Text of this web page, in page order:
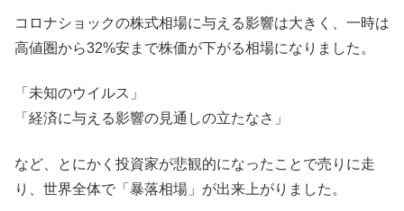
コロナショックの株式相場に与える影響は大きく、一時は
高値圏から32%安まで株価が下がる相場になりました。
「未知のウイルス」
「経済に与える影響の見通しの立たなさ」
など、とにかく投資家が悲観的になったことで売りに走
り、世界全体で「暴落相場」が出来上がりました。